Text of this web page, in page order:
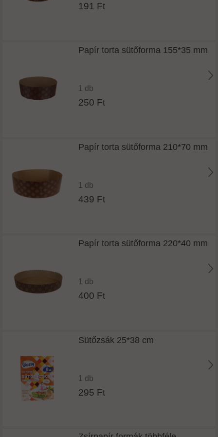
191 Ft
Papír torta sütőforma 155*35 mm
1 db
250 Ft
Papír torta sütőforma 210*70 mm
1 db
439 Ft
Papír torta sütőforma 220*40 mm
1 db
400 Ft
Sütőzsák 25*38 cm
1 db
295 Ft